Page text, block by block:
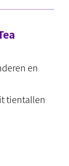
en
tientallen